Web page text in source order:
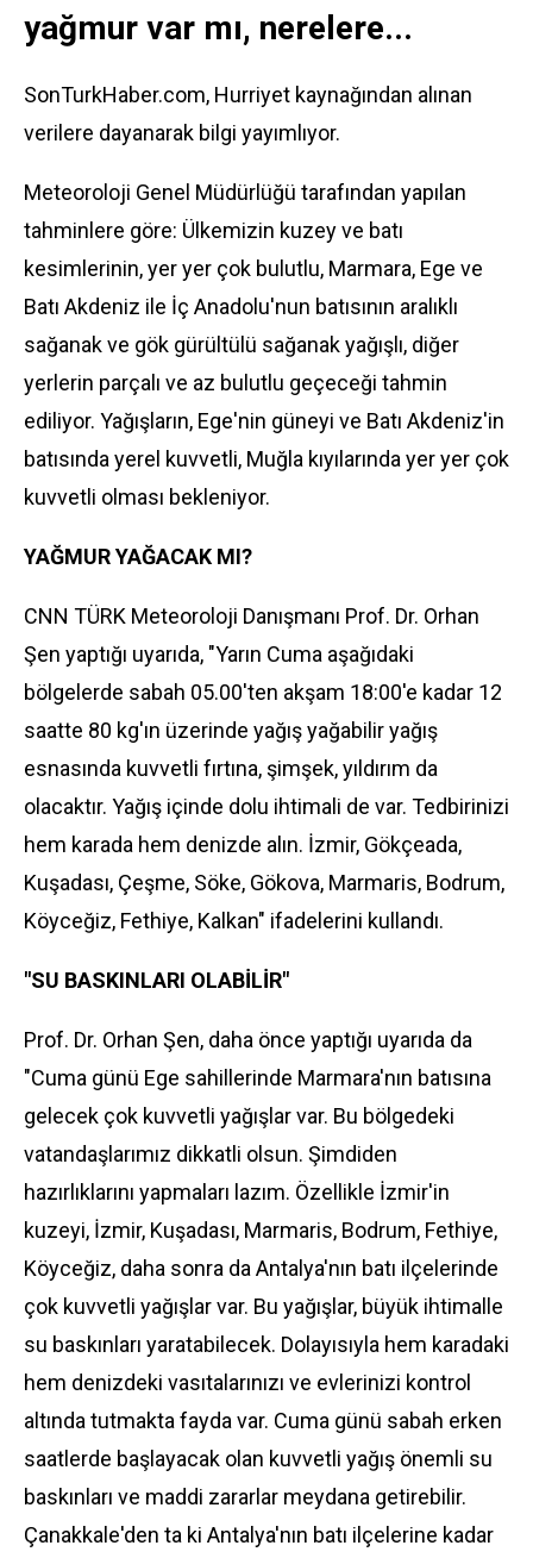
yağmur var mı, nerelere...
SonTurkHaber.com, Hurriyet kaynağından alınan
verilere dayanarak bilgi yayımlıyor.
Meteoroloji Genel Müdürlüğü tarafından yapılan
tahminlere göre: Ülkemizin kuzey ve batı
kesimlerinin, yer yer çok bulutlu, Marmara, Ege ve
Batı Akdeniz ile İç Anadolu'nun batısının aralıklı
sağanak ve gök gürültülü sağanak yağışlı, diğer
yerlerin parçalı ve az bulutlu geçeceği tahmin
ediliyor. Yağışların, Ege'nin güneyi ve Batı Akdeniz'in
batısında yerel kuvvetli, Muğla kıyılarında yer yer çok
kuvvetli olması bekleniyor.
YAĞMUR YAĞACAK MI?
CNN TÜRK Meteoroloji Danışmanı Prof. Dr. Orhan
Şen yaptığı uyarıda, "Yarın Cuma aşağıdaki
bölgelerde sabah 05.00'ten akşam 18:00'e kadar 12
saatte 80 kg'ın üzerinde yağış yağabilir yağış
esnasında kuvvetli fırtına, şimşek, yıldırım da
olacaktır. Yağış içinde dolu ihtimali de var. Tedbirinizi
hem karada hem denizde alın. İzmir, Gökçeada,
Kuşadası, Çeşme, Söke, Gökova, Marmaris, Bodrum,
Köyceğiz, Fethiye, Kalkan" ifadelerini kullandı.
"SU BASKINLARI OLABİLİR"
Prof. Dr. Orhan Şen, daha önce yaptığı uyarıda da
"Cuma günü Ege sahillerinde Marmara'nın batısına
gelecek çok kuvvetli yağışlar var. Bu bölgedeki
vatandaşlarımız dikkatli olsun. Şimdiden
hazırlıklarını yapmaları lazım. Özellikle İzmir'in
kuzeyi, İzmir, Kuşadası, Marmaris, Bodrum, Fethiye,
Köyceğiz, daha sonra da Antalya'nın batı ilçelerinde
çok kuvvetli yağışlar var. Bu yağışlar, büyük ihtimalle
su baskınları yaratabilecek. Dolayısıyla hem karadaki
hem denizdeki vasıtalarınızı ve evlerinizi kontrol
altında tutmakta fayda var. Cuma günü sabah erken
saatlerde başlayacak olan kuvvetli yağış önemli su
baskınları ve maddi zararlar meydana getirebilir.
Çanakkale'den ta ki Antalya'nın batı ilçelerine kadar